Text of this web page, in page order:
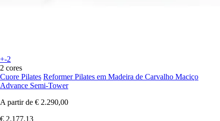
+-2
2 cores
Cuore Pilates Reformer Pilates em Madeira de Carvalho Maciço
Advance Semi-Tower
A partir de € 2.290,00
€ 2.177,13